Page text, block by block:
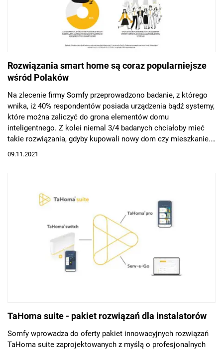
Rozwiązania smart home są coraz popularniejsze
wśród Polaków
Na zlecenie firmy Somfy przeprowadzono badanie, z którego
wnika, iż 40% respondentów posiada urządzenia bądź systemy,
które można zaliczyć do grona elementów domu
inteligentnego. Z kolei niemal 3/4 badanych chciałoby mieć
takie rozwiązania, gdyby kupowali nowy dom czy mieszkanie.
Ankietowanym najbardziej zależy na zwiększonym
09.11.2021
TaHoma suite - pakiet rozwiązań dla instalatorów
Somfy wprowadza do oferty pakiet innowacyjnych rozwiązań
TaHoma suite zaprojektowanych z myślą o profesjonalnych